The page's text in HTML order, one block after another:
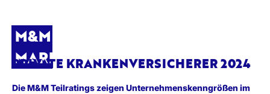
M&M
MARKTBLICK
PRIVATE KRANKENVERSICHERER 2024
Die M&M Teilratings zeigen Unternehmenskenngrößen im